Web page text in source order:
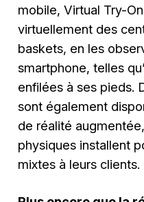
mobile, Virtual Try-
virtuellement des
baskets, en les
smartphone, telles
enfilées à ses pieds.
sont également
de réalité
physiques installent
mixtes à leurs clients.